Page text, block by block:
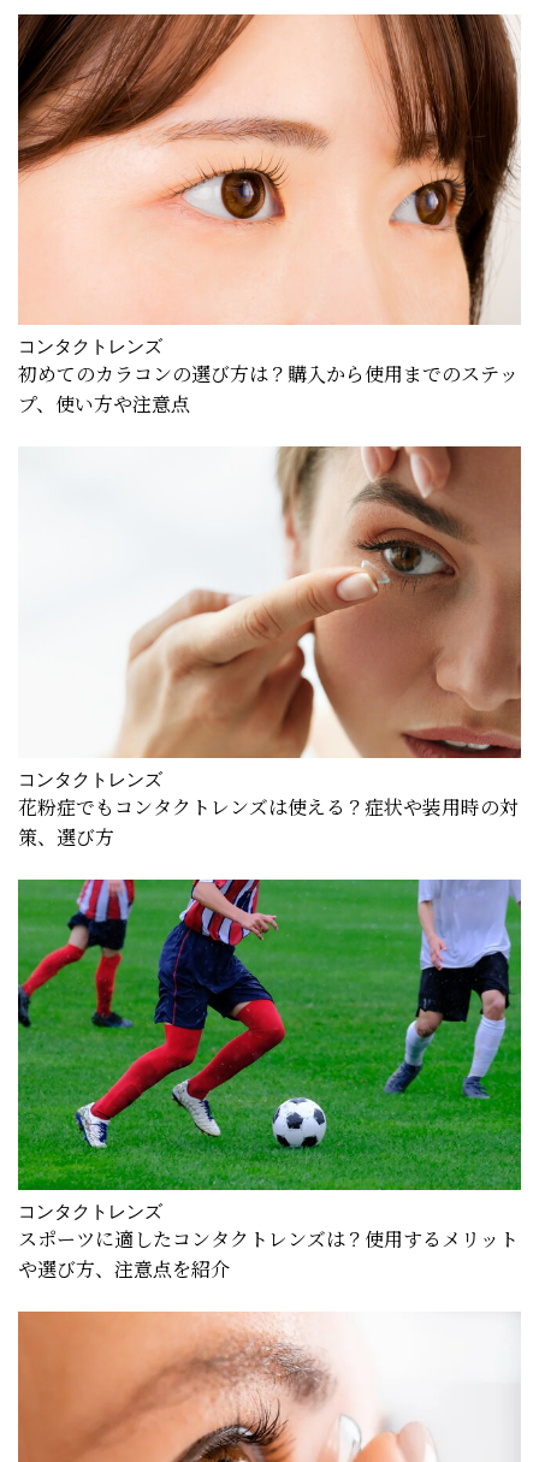
コンタクトレンズ
初めてのカラコンの選び方は？購入から使用までのステッ
プ、使い方や注意点
コンタクトレンズ
花粉症でもコンタクトレンズは使える？症状や装用時の対
策、選び方
コンタクトレンズ
スポーツに適したコンタクトレンズは？使用するメリット
や選び方、注意点を紹介